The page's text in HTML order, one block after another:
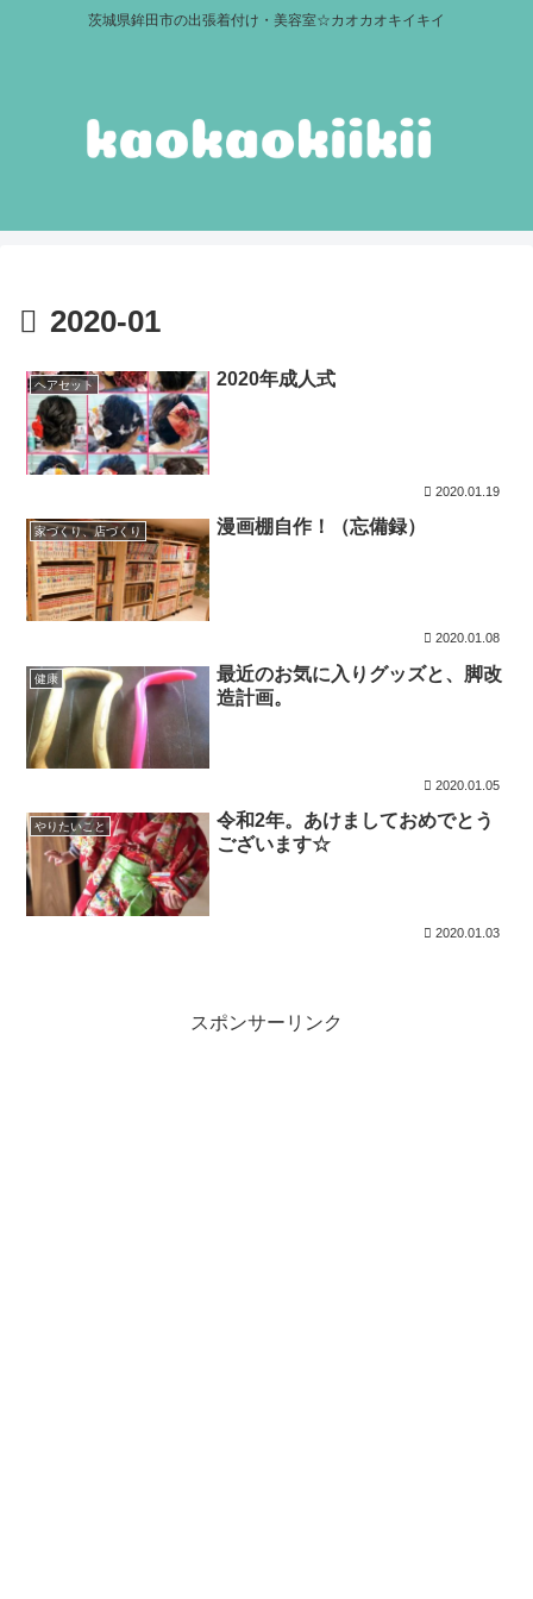
茨城県鉾田市の出張着付け・美容室☆カオカオキイキイ
2020-01
ヘアセット 2020年成人式
2020.01.19
家づくり、店づくり 漫画棚自作！（忘備録）
2020.01.08
健康
最近のお気に入りグッズと、脚改
造計画。
2020.01.05
やりたいこと
令和2年。あけましておめでとう
ございます☆
2020.01.03
スポンサーリンク